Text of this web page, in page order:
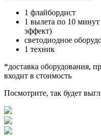
1 флайбордист
1 вылета по 10
эффект)
светодиодное
1 техник
*доставка оборудования,
входит в стоимость
Посмотрите, так будет